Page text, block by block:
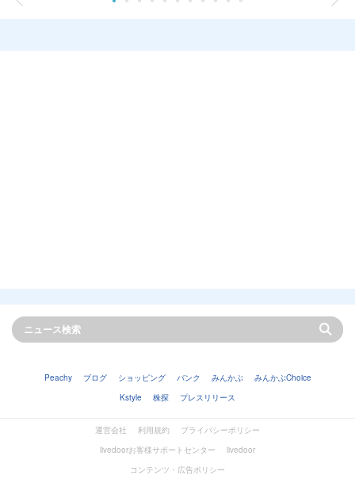
Peachy ブログ ショッピング バンク みんかぶ
みんかぶChoice
Kstyle
株探 プレスリリース
運営会社 利用規約
プライバシーポリシー
livedoorお客様サポートセンター
livedoor
コンテンツ・広告ポリシー